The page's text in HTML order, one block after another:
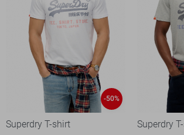
-50%
Superdry T-shirt
Superdry